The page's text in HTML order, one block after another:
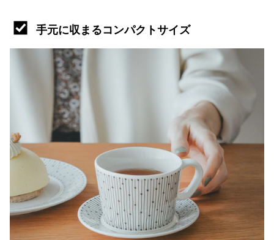
手元に収まるコンパクトサイズ